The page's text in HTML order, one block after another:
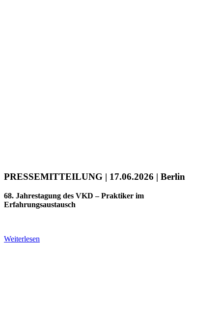
PRESSEMITTEILUNG | 17.06.2026 | Berlin
68. Jahrestagung des VKD – Praktiker im
Erfahrungsaustausch
Weiterlesen